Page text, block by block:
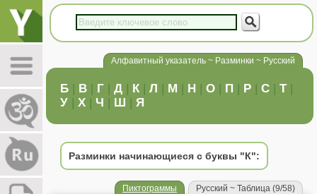
Алфавитный указатель ~ Разминки ~ Русский
Б | В | Г | Д | К | Л | М | Н | О | П | Р | С | Т|
У | Х | Ч | Ш | Я
Разминки начинающиеся с буквы "К":
Пиктограммы Русский ~ Таблица (9/58)